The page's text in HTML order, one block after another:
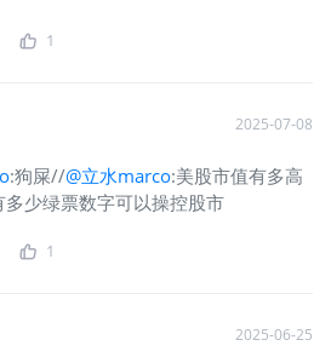
1
2025-07-08
:狗屎//@立水marco:美股市值有多高
少绿票数字可以操控股市
1
2025-06-25